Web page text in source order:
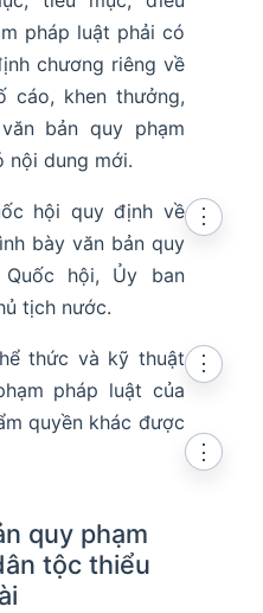
pháp luật phải có
chương riêng về
cáo, khen thưởng,
bản quy phạm
nội dung mới.
hội quy định về
bày văn bản quy
hội, Ủy ban
tịch nước.
⋮
thức và kỹ thuật
pháp luật của
quyền khác được
⋮
quy phạm
tộc thiểu
⋮